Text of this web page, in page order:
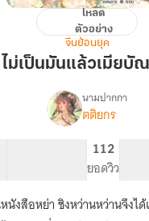
มัน
โหลด
ตัวอย่าง
จีนย้อนยุค
ไม่เป็นมันแล้วเมียบั
เรื่อง
เป็น
มัน
แล้ว
บัณฑิต
นามปากกา
ตติยกร
112
ยอดวิว
งสือหย่า ชิงหว่านหว่านจึงไ